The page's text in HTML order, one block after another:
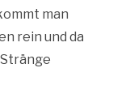
man
rein und da